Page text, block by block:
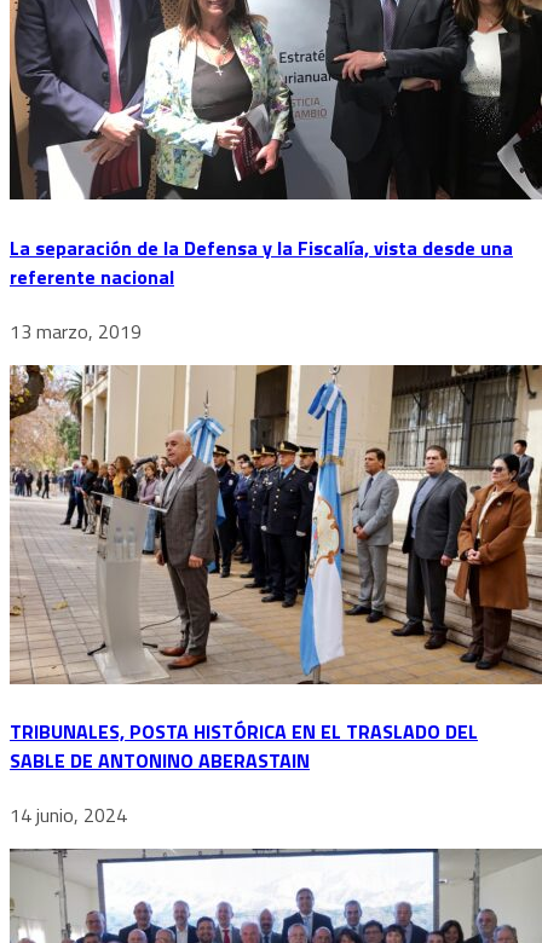
La separación de la Defensa y la Fiscalía, vista desde una
referente nacional
13 marzo, 2019
TRIBUNALES, POSTA HISTÓRICA EN EL TRASLADO DEL
SABLE DE ANTONINO ABERASTAIN
14 junio, 2024